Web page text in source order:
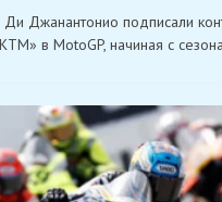
Джанантонио подписали
в MotoGP, начиная с